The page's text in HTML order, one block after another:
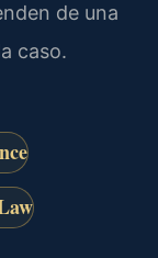
de una
caso.